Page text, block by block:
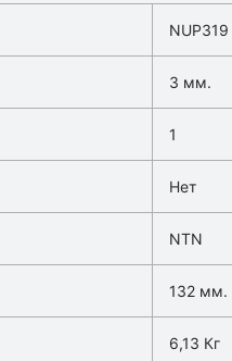
NUP319
3 мм.
1
Нет
NTN
132 мм.
6,13 Кг